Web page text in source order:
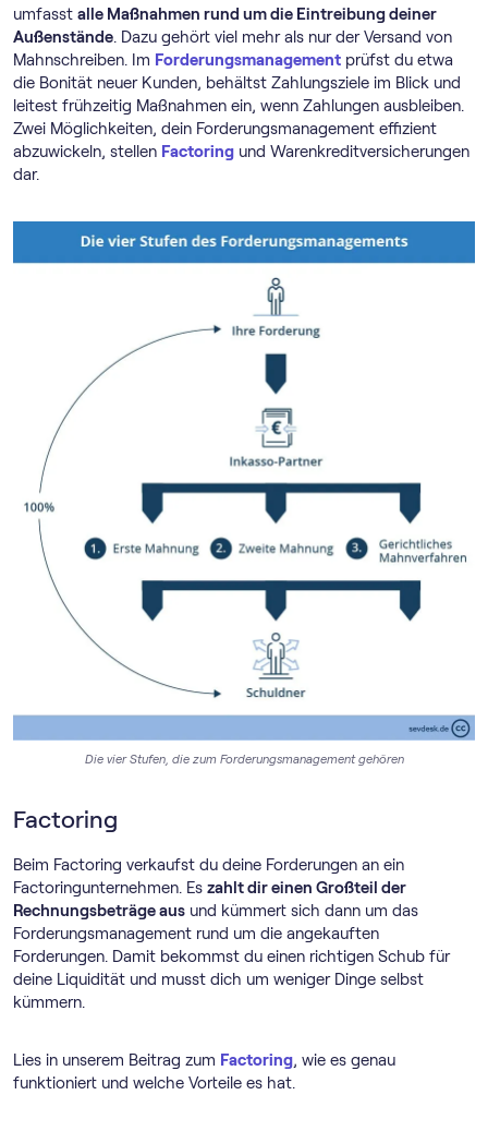
umfasst alle Maßnahmen rund um die Eintreibung deiner
Außenstände. Dazu gehört viel mehr als nur der Versand von
Mahnschreiben. Im Forderungsmanagement prüfst du etwa
die Bonität neuer Kunden, behältst Zahlungsziele im Blick und
leitest frühzeitig Maßnahmen ein, wenn Zahlungen ausbleiben.
Zwei Möglichkeiten, dein Forderungsmanagement effizient
abzuwickeln, stellen Factoring und Warenkreditversicherungen
dar.
Die vier Stufen, die zum Forderungsmanagement gehören
Factoring
Beim Factoring verkaufst du deine Forderungen an ein
Factoringunternehmen. Es zahlt dir einen Großteil der
Rechnungsbeträge aus und kümmert sich dann um das
Forderungsmanagement rund um die angekauften
Forderungen. Damit bekommst du einen richtigen Schub für
deine Liquidität und musst dich um weniger Dinge selbst
kümmern.
Lies in unserem Beitrag zum Factoring, wie es genau
funktioniert und welche Vorteile es hat.